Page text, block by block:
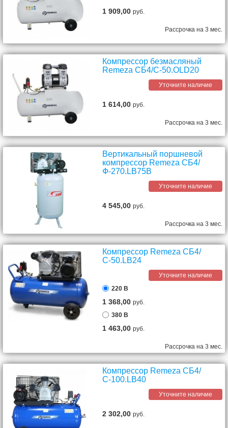
1 909,00руб.
Рассрочка на 3 мес.
Компрессор безмасляный
Remeza СБ4/C-50.OLD20
Уточните наличие
1 614,00руб.
Рассрочка на 3 мес.
Вертикальный поршневой
компрессор Remeza СБ4/
Ф-270.LB75В
Уточните наличие
4 545,00руб.
Рассрочка на 3 мес.
Компрессор Remeza СБ4/
С-50.LВ24
Уточните наличие
220 В
1 368,00руб.
380 В
1 463,00руб.
Рассрочка на 3 мес.
Компрессор Remeza СБ4/
С-100.LB40
Уточните наличие
2 302,00руб.